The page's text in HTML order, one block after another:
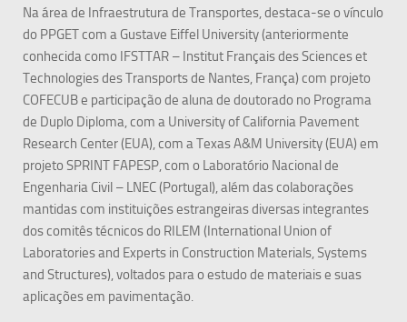
Na área de Infraestrutura de Transportes, destaca-se o vínculo
do PPGET com a Gustave Eiffel University (anteriormente
conhecida como IFSTTAR – Institut Français des Sciences et
Technologies des Transports de Nantes, França) com projeto
COFECUB e participação de aluna de doutorado no Programa
de Duplo Diploma, com a University of California Pavement
Research Center (EUA), com a Texas A&M University (EUA) em
projeto SPRINT FAPESP, com o Laboratório Nacional de
Engenharia Civil – LNEC (Portugal), além das colaborações
mantidas com instituições estrangeiras diversas integrantes
dos comitês técnicos do RILEM (International Union of
Laboratories and Experts in Construction Materials, Systems
and Structures), voltados para o estudo de materiais e suas
aplicações em pavimentação.